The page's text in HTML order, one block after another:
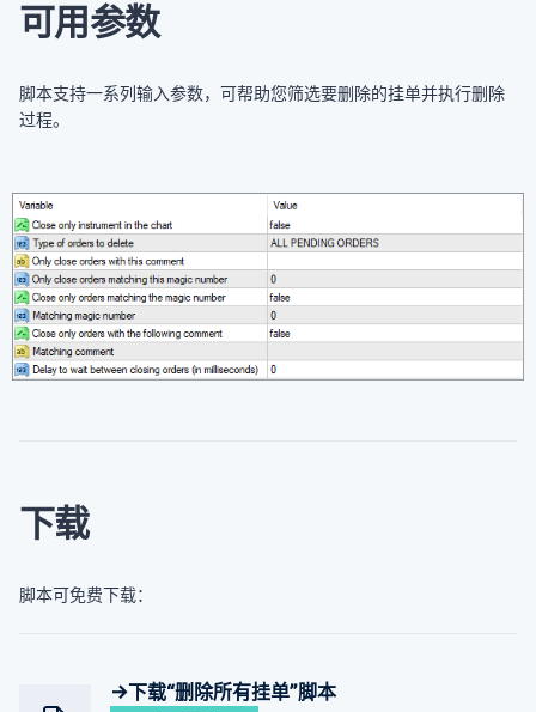
可用参数
脚本支持一系列输入参数，可帮助您筛选要删除的挂单并执行删除
过程。
下载
脚本可免费下载：
→下载“删除所有挂单”脚本